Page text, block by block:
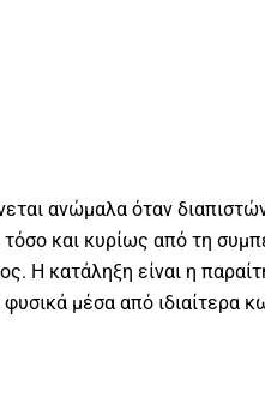
ανώμαλα όταν
και κυρίως από τη
Η κατάληξη είναι η
μέσα από ιδιαίτερα